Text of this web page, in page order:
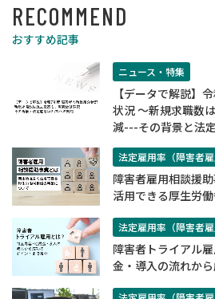
RECOMMEND
おすすめ記事
ニュース・特集
【データで解説】
状況 ～新規求職数
減---その背景と法
法定雇用率（障害者
障害者雇用相談援
活用できる厚生労
法定雇用率（障害者
障害者トライアル
金・導入の流れか